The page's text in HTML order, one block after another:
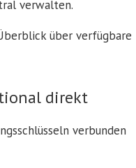
verwalten.
über verfügbare
direkt
verbunden